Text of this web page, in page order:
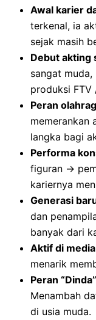
Awal karier
terkenal, ia
sejak masih
Debut akting
sangat
produksi FTV
Peran
memerankan
langka bagi
Performa
figuran →
kariernya
Generasi
dan
banyak dari
Aktif di
menarik
Peran
Menambah
di usia muda.